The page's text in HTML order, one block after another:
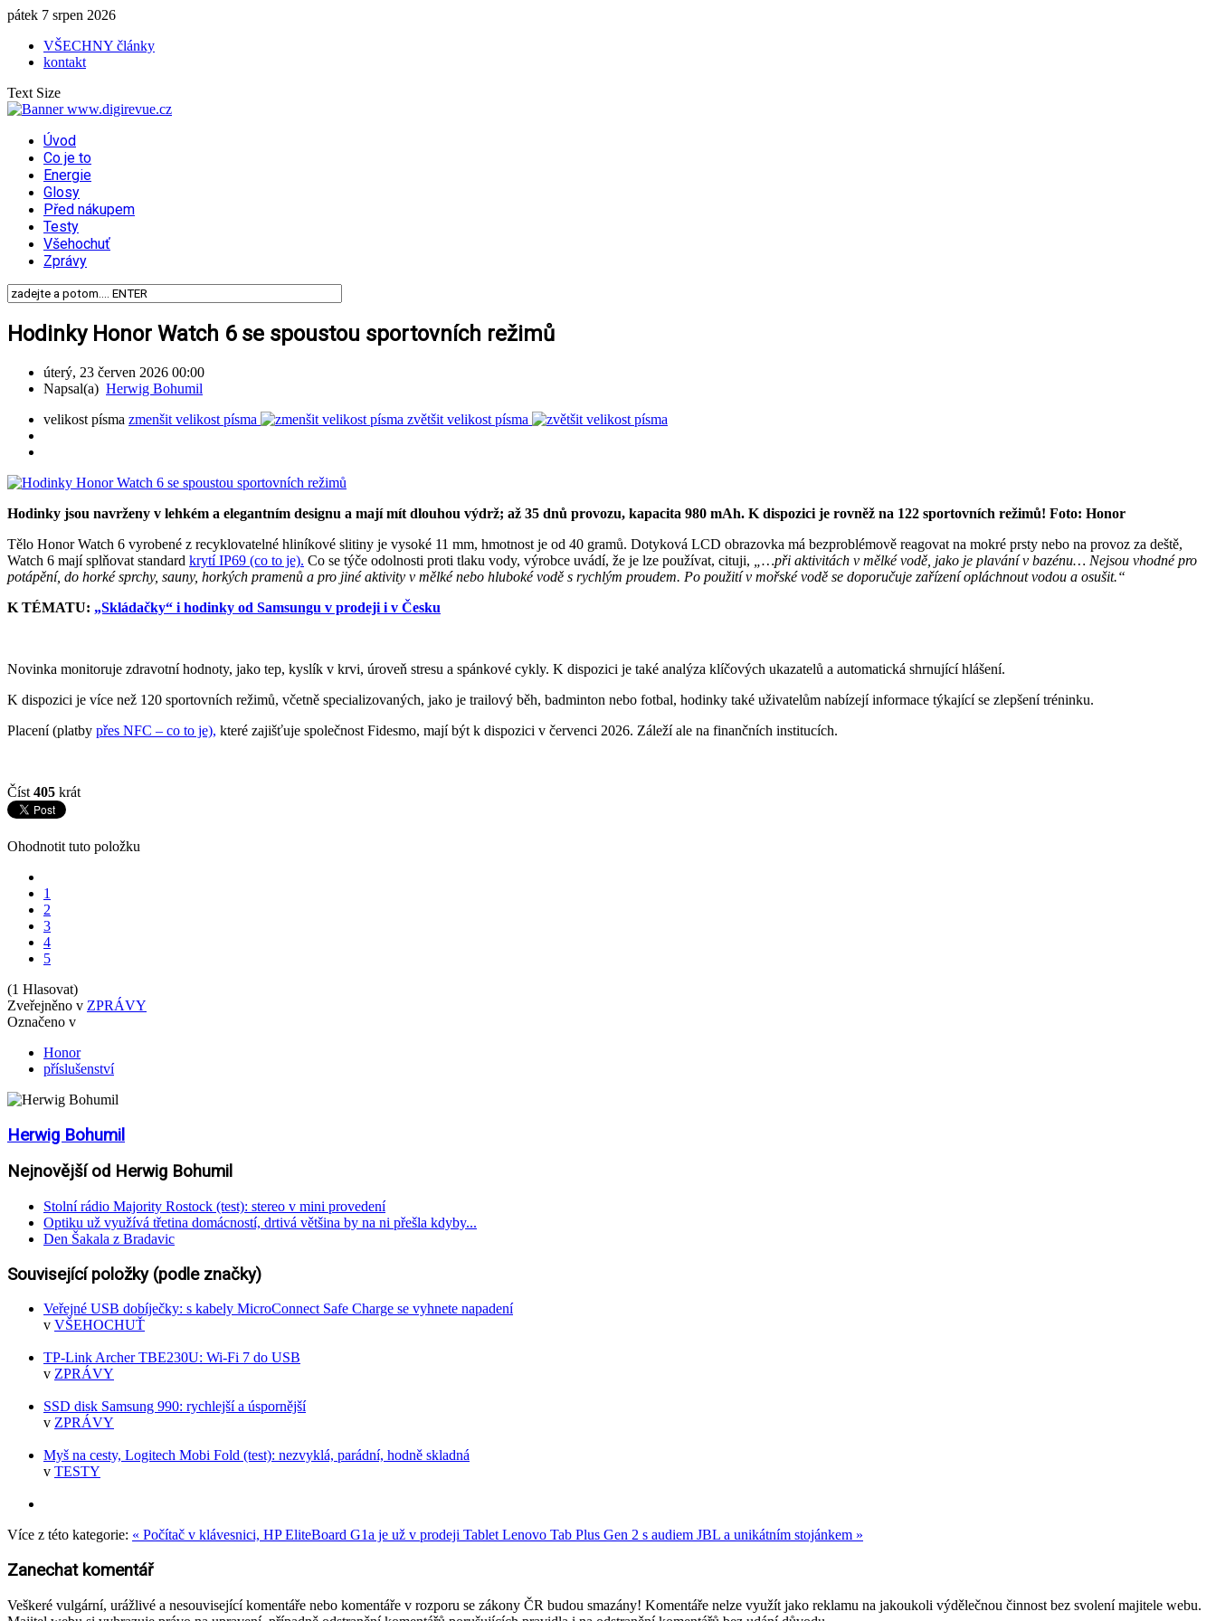
pátek 7 srpen 2026
VŠECHNY články
kontakt
Text Size
Úvod
Co je to
Energie
Glosy
Před nákupem
Testy
Všehochuť
Zprávy
Hodinky Honor Watch 6 se spoustou sportovních režimů
úterý, 23 červen 2026 00:00
Napsal(a) Herwig Bohumil
velikost písma zmenšit velikost písma zvětšit velikost písma
Hodinky jsou navrženy v lehkém a elegantním designu a mají mít dlouhou výdrž; až 35 dnů provozu, kapacita 980 mAh. K dispozici je rovněž na 122 sportovních režimů! Foto: Honor
Tělo Honor Watch 6 vyrobené z recyklovatelné hliníkové slitiny je vysoké 11 mm, hmotnost je od 40 gramů. Dotyková LCD obrazovka má bezproblémově reagovat na mokré prsty nebo na provoz za deště,
Watch 6 mají splňovat standard krytí IP69 (co to je). Co se týče odolnosti proti tlaku vody, výrobce uvádí, že je lze používat, cituji,
„…při aktivitách v mělké vodě, jako je plavání v bazénu… Nejsou vhodné pro
potápění, do horké sprchy, sauny, horkých pramenů a pro jiné aktivity v mělké nebo hluboké vodě s rychlým proudem. Po použití v mořské vodě se doporučuje zařízení opláchnout vodou a osušit.“
K TÉMATU: „Skládačky“ i hodinky od Samsungu v prodeji i v Česku
Novinka monitoruje zdravotní hodnoty, jako tep, kyslík v krvi, úroveň stresu a spánkové cykly. K dispozici je také analýza klíčových ukazatelů a automatická shrnující hlášení.
K dispozici je více než 120 sportovních režimů, včetně specializovaných, jako je trailový běh, badminton nebo fotbal, hodinky také uživatelům nabízejí informace týkající se zlepšení tréninku.
Placení (platby přes NFC – co to je), které zajišťuje společnost Fidesmo, mají být k dispozici v červenci 2026. Záleží ale na finančních institucích.
Číst 405 krát
Ohodnotit tuto položku
1
2
3
4
5
(1 Hlasovat)
Zveřejněno v ZPRÁVY
Označeno v
Honor
příslušenství
Herwig Bohumil
Nejnovější od Herwig Bohumil
Stolní rádio Majority Rostock (test): stereo v mini provedení
Optiku už využívá třetina domácností, drtivá většina by na ni přešla kdyby...
Den Šakala z Bradavic
Související položky (podle značky)
Veřejné USB dobíječky: s kabely MicroConnect Safe Charge se vyhnete napadení
v VŠEHOCHUŤ
TP-Link Archer TBE230U: Wi-Fi 7 do USB
v ZPRÁVY
SSD disk Samsung 990: rychlejší a úspornější
v ZPRÁVY
Myš na cesty, Logitech Mobi Fold (test): nezvyklá, parádní, hodně skladná
v TESTY
Více z této kategorie: « Počítač v klávesnici, HP EliteBoard G1a je už v prodeji Tablet Lenovo Tab Plus Gen 2 s audiem JBL a unikátním stojánkem »
Zanechat komentář
Veškeré vulgární, urážlivé a nesouvisející komentáře nebo komentáře v rozporu se zákony ČR budou smazány! Komentáře nelze využít jako reklamu na jakoukoli výdělečnou činnost bez svolení majitele webu.